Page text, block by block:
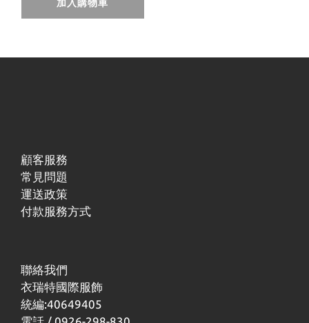
陽 帽 登山帽 漁夫
加入購物車
顧客服務
常見問題
運送政策
付款服務方式
聯絡我們
衣瑞特國際服飾
統編:40649405